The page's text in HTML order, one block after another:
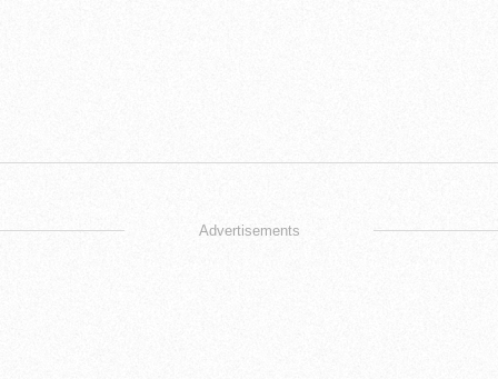
Advertisements